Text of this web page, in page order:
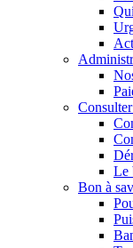
Le
Bon à